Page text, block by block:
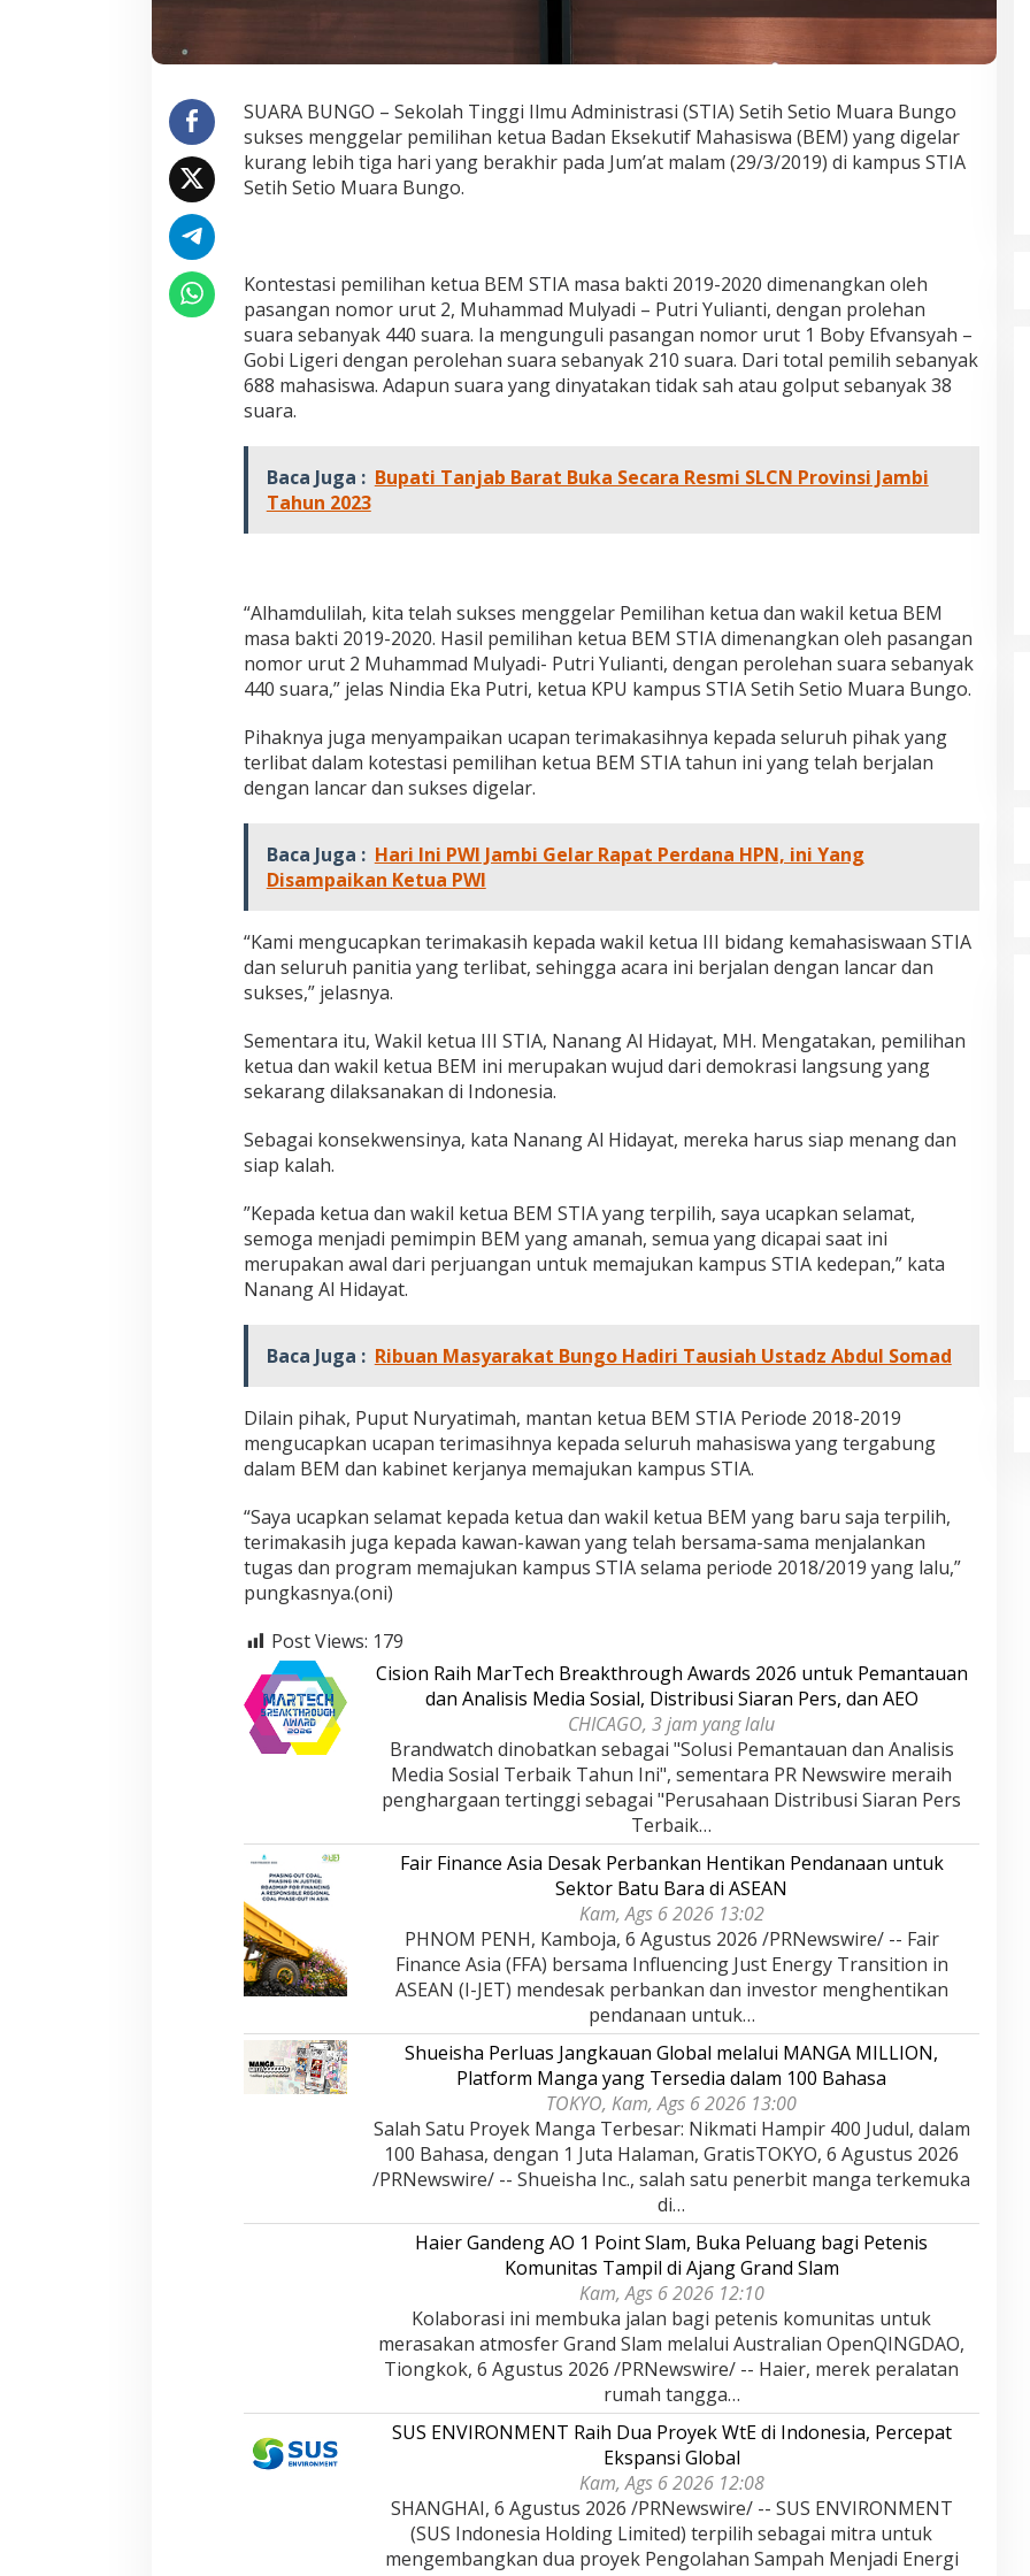
n
B
E
M
S
P
e
r
i
o
d
9
-
SUARA BUNGO – Sekolah Tinggi Ilmu Administrasi (STIA) Setih Setio Muara Bungo
sukses menggelar pemilihan ketua Badan Eksekutif Mahasiswa (BEM) yang digelar
kurang lebih tiga hari yang berakhir pada Jum’at malam (29/3/2019) di kampus STIA
Setih Setio Muara Bungo.
Kontestasi pemilihan ketua BEM STIA masa bakti 2019-2020 dimenangkan oleh
pasangan nomor urut 2, Muhammad Mulyadi – Putri Yulianti, dengan prolehan
suara sebanyak 440 suara. Ia mengunguli pasangan nomor urut 1 Boby Efvansyah –
Gobi Ligeri dengan perolehan suara sebanyak 210 suara. Dari total pemilih sebanyak
688 mahasiswa. Adapun suara yang dinyatakan tidak sah atau golput sebanyak 38
suara.
Baca Juga : Bupati Tanjab Barat Buka Secara Resmi SLCN Provinsi Jambi
Tahun 2023
“Alhamdulilah, kita telah sukses menggelar Pemilihan ketua dan wakil ketua BEM
masa bakti 2019-2020. Hasil pemilihan ketua BEM STIA dimenangkan oleh pasangan
nomor urut 2 Muhammad Mulyadi- Putri Yulianti, dengan perolehan suara sebanyak
440 suara,” jelas Nindia Eka Putri, ketua KPU kampus STIA Setih Setio Muara Bungo.
Pihaknya juga menyampaikan ucapan terimakasihnya kepada seluruh pihak yang
terlibat dalam kotestasi pemilihan ketua BEM STIA tahun ini yang telah berjalan
dengan lancar dan sukses digelar.
Baca Juga : Hari Ini PWI Jambi Gelar Rapat Perdana HPN, ini Yang
Disampaikan Ketua PWI
“Kami mengucapkan terimakasih kepada wakil ketua III bidang kemahasiswaan STIA
dan seluruh panitia yang terlibat, sehingga acara ini berjalan dengan lancar dan
sukses,” jelasnya.
Sementara itu, Wakil ketua III STIA, Nanang Al Hidayat, MH. Mengatakan, pemilihan
ketua dan wakil ketua BEM ini merupakan wujud dari demokrasi langsung yang
sekarang dilaksanakan di Indonesia.
Sebagai konsekwensinya, kata Nanang Al Hidayat, mereka harus siap menang dan
siap kalah.
”Kepada ketua dan wakil ketua BEM STIA yang terpilih, saya ucapkan selamat,
semoga menjadi pemimpin BEM yang amanah, semua yang dicapai saat ini
merupakan awal dari perjuangan untuk memajukan kampus STIA kedepan,” kata
Nanang Al Hidayat.
Baca Juga : Ribuan Masyarakat Bungo Hadiri Tausiah Ustadz Abdul Somad
Dilain pihak, Puput Nuryatimah, mantan ketua BEM STIA Periode 2018-2019
mengucapkan ucapan terimasihnya kepada seluruh mahasiswa yang tergabung
dalam BEM dan kabinet kerjanya memajukan kampus STIA.
“Saya ucapkan selamat kepada ketua dan wakil ketua BEM yang baru saja terpilih,
terimakasih juga kepada kawan-kawan yang telah bersama-sama menjalankan
tugas dan program memajukan kampus STIA selama periode 2018/2019 yang lalu,”
pungkasnya.(oni)
Post Views: 179
Cision Raih MarTech Breakthrough Awards 2026 untuk Pemantauan
dan Analisis Media Sosial, Distribusi Siaran Pers, dan AEO
CHICAGO, 3 jam yang lalu
Brandwatch dinobatkan sebagai "Solusi Pemantauan dan Analisis
Media Sosial Terbaik Tahun Ini", sementara PR Newswire meraih
penghargaan tertinggi sebagai "Perusahaan Distribusi Siaran Pers
Terbaik…
Fair Finance Asia Desak Perbankan Hentikan Pendanaan untuk
Sektor Batu Bara di ASEAN
Kam, Ags 6 2026 13:02
PHNOM PENH, Kamboja, 6 Agustus 2026 /PRNewswire/ -- Fair
Finance Asia (FFA) bersama Influencing Just Energy Transition in
ASEAN (I-JET) mendesak perbankan dan investor menghentikan
pendanaan untuk…
Shueisha Perluas Jangkauan Global melalui MANGA MILLION,
Platform Manga yang Tersedia dalam 100 Bahasa
TOKYO, Kam, Ags 6 2026 13:00
Salah Satu Proyek Manga Terbesar: Nikmati Hampir 400 Judul, dalam
100 Bahasa, dengan 1 Juta Halaman, GratisTOKYO, 6 Agustus 2026
/PRNewswire/ -- Shueisha Inc., salah satu penerbit manga terkemuka
di…
Haier Gandeng AO 1 Point Slam, Buka Peluang bagi Petenis
Komunitas Tampil di Ajang Grand Slam
Kam, Ags 6 2026 12:10
Kolaborasi ini membuka jalan bagi petenis komunitas untuk
merasakan atmosfer Grand Slam melalui Australian OpenQINGDAO,
Tiongkok, 6 Agustus 2026 /PRNewswire/ -- Haier, merek peralatan
rumah tangga…
SUS ENVIRONMENT Raih Dua Proyek WtE di Indonesia, Percepat
Ekspansi Global
Kam, Ags 6 2026 12:08
SHANGHAI, 6 Agustus 2026 /PRNewswire/ -- SUS ENVIRONMENT
(SUS Indonesia Holding Limited) terpilih sebagai mitra untuk
mengembangkan dua proyek Pengolahan Sampah Menjadi Energi
Jejak 69 Tahun dan Manifesto
Pembaharuan di Era Al Haris – Sani
6 Januari, 2026
Kinerja Terukur dan Dampak
Nyata: Mengapa Al Haris Disebut
sebagai Salah Satu Gubernur
Paling Efektif di Indonesia Tahun
2025
Di ADVETORIAL, DAERAH, INFORMASI, JAMBI,
NASIONAL, OPINI DAN ARTIKEL, PEMERINTAHAN,
PERISTIWA
| 18 Desember, 2025
Pelaminan Pengantin dan Baju
Adat Melayu Jambi, Refleksi
Akademis Seminar Lembaga Adat
Melayu (LAM) Jambi
Di DAERAH, INFORMASI, JAMBI, NASIONAL, OPINI
DAN ARTIKEL, PEMERINTAHAN, PERISTIWA
|
Oktober, 2025